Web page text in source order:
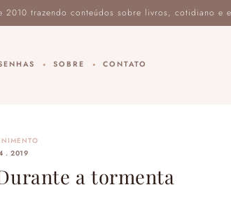
SOBRE CONTATO
. 2019
a tormenta